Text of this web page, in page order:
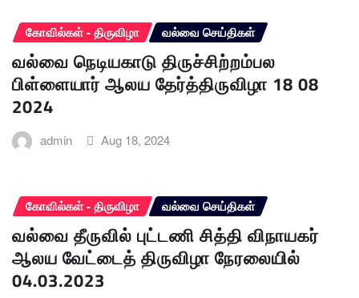
கோவில்கள் - திருவிழா வல்வை செய்திகள்
வல்வை நெடியகாடு திருச்சிற்றம்பல
பிள்ளையார் ஆலய தேர்த்திருவிழா 18 08
2024
admin Aug 18, 2024
கோவில்கள் - திருவிழா வல்வை செய்திகள்
வல்வை தீருவில் புட்டணி சித்தி விநாயகர்
ஆலய வேட்டைத் திருவிழா நேரலையில்
04.03.2023